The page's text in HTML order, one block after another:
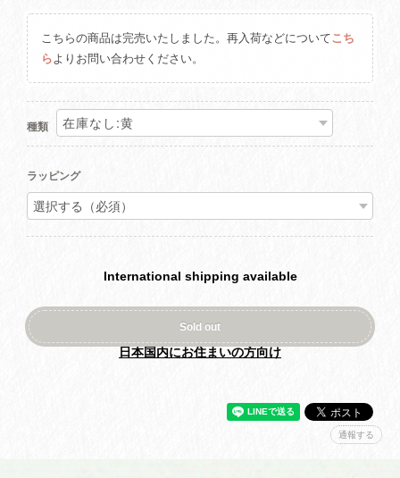
こちらの商品は完売いたしました。再入荷などについてこち
ら よりお問い合わせください。
種類
ラッピング
International shipping available
Sold out
日本国内にお住まいの方向け
通報する